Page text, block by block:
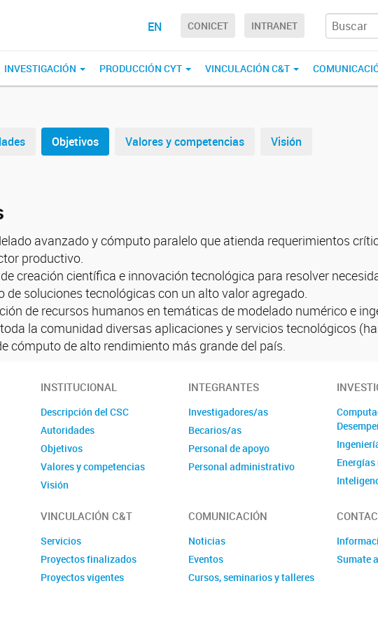
EN CONICET INTRANET
INVESTIGACIÓN PRODUCCIÓN CYT VINCULACIÓN C&T
Objetivos Valores y competencias Visión
avanzado y cómputo paralelo que atienda requerimientos
productivo.
creación científica e innovación tecnológica para resolver
de soluciones tecnológicas con un alto valor agregado.
de recursos humanos en temáticas de modelado numérico e
la comunidad diversas aplicaciones y servicios tecnológicos
cómputo de alto rendimiento más grande del país.
INSTITUCIONAL
Descripción del CSC
Autoridades
Objetivos
Valores y competencias
Visión
INTEGRANTES
Investigadores/as
Becarios/as
Personal de apoyo
Personal administrativo
VINCULACIÓN C&T
Servicios
Proyectos finalizados
Proyectos vigentes
COMUNICACIÓN
Noticias
Eventos
Cursos, seminarios y talleres
Sumate